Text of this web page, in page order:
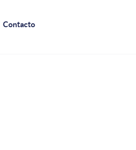
Contacto